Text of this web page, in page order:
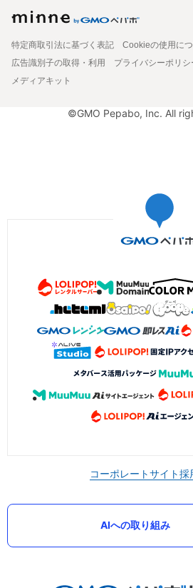
特定商取引法に基づく表記
Cookieの使用に
広告識別子の取得・利用
プライバシーポリシ
メディアキット
©GMO Pepabo, Inc. All
コーポレートサイト採
AIへの取り組み